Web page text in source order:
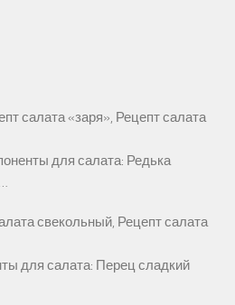
салата «заря», Рецепт салата
для салата: Редька
свекольный, Рецепт салата
для салата: Перец сладкий